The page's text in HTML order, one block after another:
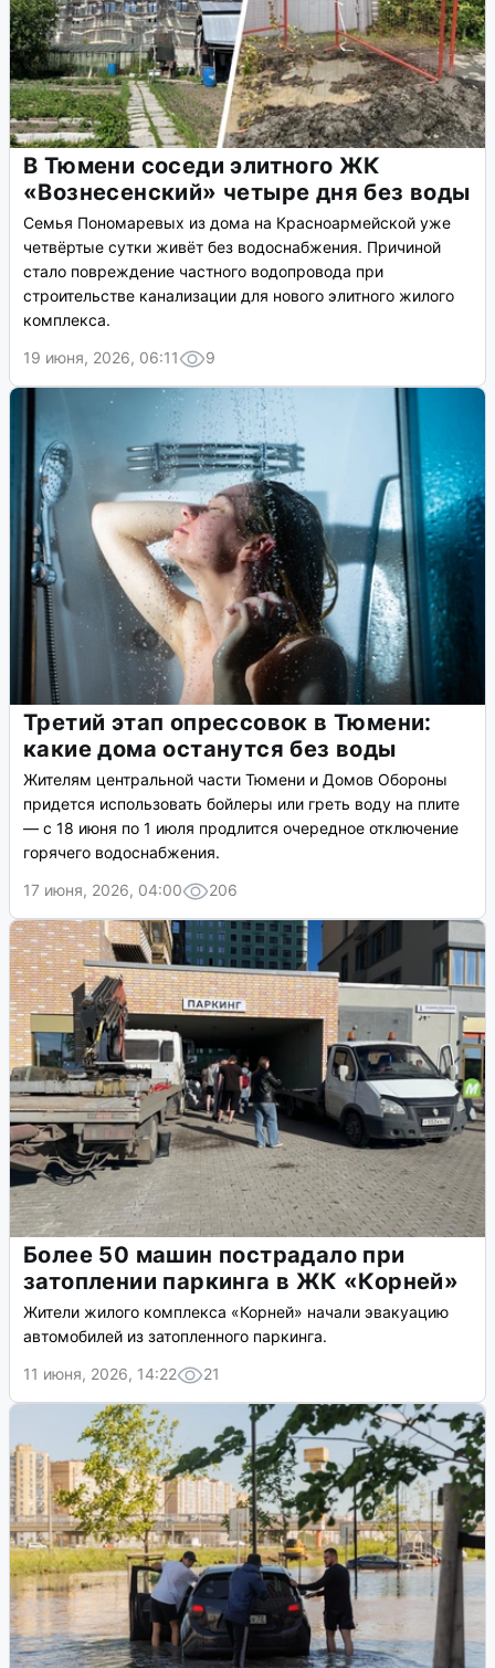
В Тюмени соседи элитного ЖК
«Вознесенский» четыре дня без воды
Семья Пономаревых из дома на Красноармейской уже
четвёртые сутки живёт без водоснабжения. Причиной
стало повреждение частного водопровода при
строительстве канализации для нового элитного жилого
комплекса.
19 июня, 2026, 06:11
9
Третий этап опрессовок в Тюмени:
какие дома останутся без воды
Жителям центральной части Тюмени и Домов Обороны
придется использовать бойлеры или греть воду на плите
— с 18 июня по 1 июля продлится очередное отключение
горячего водоснабжения.
17 июня, 2026, 04:00
206
Более 50 машин пострадало при
затоплении паркинга в ЖК «Корней»
Жители жилого комплекса «Корней» начали эвакуацию
автомобилей из затопленного паркинга.
11 июня, 2026, 14:22
21